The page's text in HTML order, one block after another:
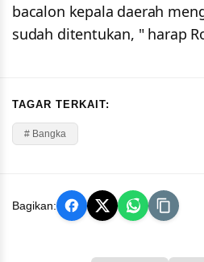
bacalon kepala daerah
sudah ditentukan, " harap
TAGAR TERKAIT:
# Bangka
Bagikan: